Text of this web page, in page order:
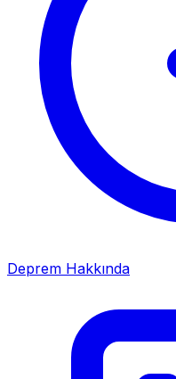
Deprem Hakkında